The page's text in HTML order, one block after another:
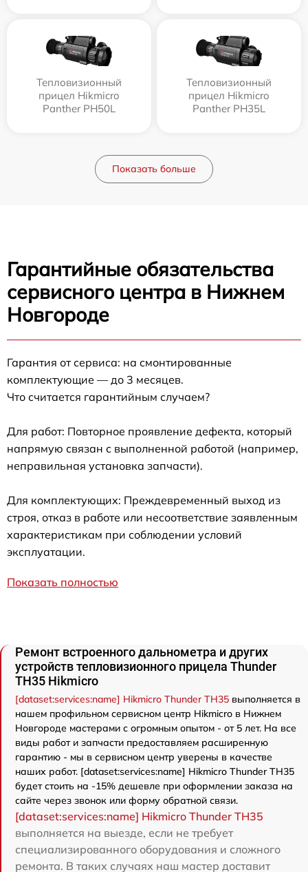
Тепловизионный
прицел Hikmicro
Panther PH50L
Тепловизионный
прицел Hikmicro
Panther PH35L
Показать больше
Гарантийные обязательства
сервисного центра в Нижнем
Новгороде
Гарантия от сервиса: на смонтированные
комплектующие — до 3 месяцев.
Что считается гарантийным случаем?
Для работ: Повторное проявление дефекта, который
напрямую связан с выполненной работой (например,
неправильная установка запчасти).
Для комплектующих: Преждевременный выход из
строя, отказ в работе или несоответствие заявленным
характеристикам при соблюдении условий
эксплуатации.
Показать полностью
Ремонт встроенного дальнометра и других
устройств тепловизионного прицела Thunder
TH35 Hikmicro
[dataset:services:name] Hikmicro Thunder TH35 выполняется в
нашем профильном сервисном центр Hikmicro в Нижнем
Новгороде мастерами с огромным опытом - от 5 лет. На все
виды работ и запчасти предоставляем расширенную
гарантию - мы в сервисном центр уверены в качестве
наших работ. [dataset:services:name] Hikmicro Thunder TH35
будет стоить на -15% дешевле при оформлении заказа на
сайте через звонок или форму обратной связи.
[dataset:services:name] Hikmicro Thunder TH35
выполняется на выезде, если не требует
специализированного оборудования и сложного
ремонта. В таких случаях наш мастер доставит